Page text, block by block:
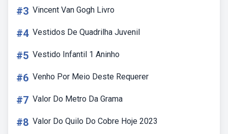
#3 Vincent Van Gogh Livro
#4 Vestidos De Quadrilha Juvenil
#5 Vestido Infantil 1 Aninho
#6 Venho Por Meio Deste Requerer
#7 Valor Do Metro Da Grama
#8 Valor Do Quilo Do Cobre Hoje 2023